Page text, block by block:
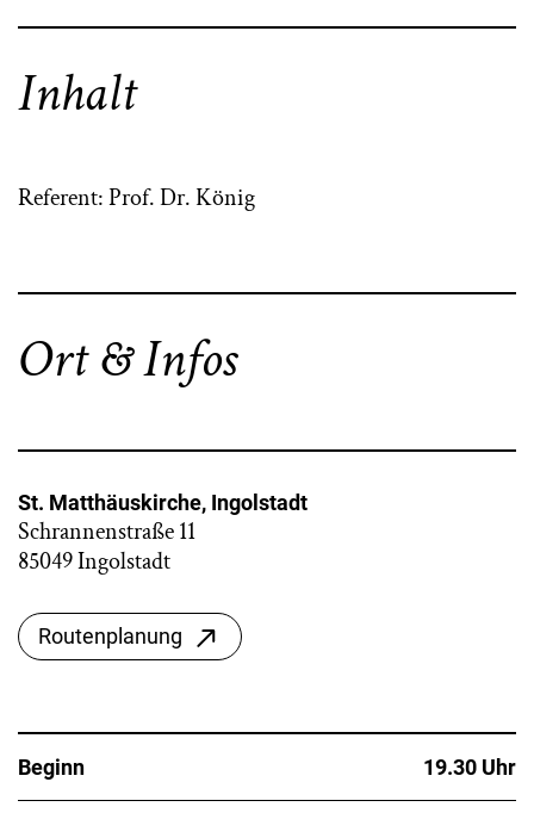
Inhalt
Referent: Prof. Dr. König
Ort & Infos
St. Matthäuskirche, Ingolstadt
Schrannenstraße 11
85049 Ingolstadt
Routenplanung
Beginn 19.30 Uhr